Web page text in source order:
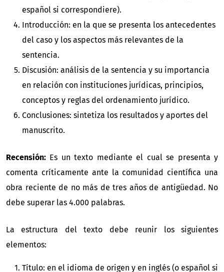
español si correspondiere).
Introducción: en la que se presenta los antecedentes
del caso y los aspectos más relevantes de la
sentencia.
Discusión: análisis de la sentencia y su importancia
en relación con instituciones jurídicas, principios,
conceptos y reglas del ordenamiento jurídico.
Conclusiones: sintetiza los resultados y aportes del
manuscrito.
Recensión: Es un texto mediante el cual se presenta y
comenta críticamente ante la comunidad científica una
obra reciente de no más de tres años de antigüedad. No
debe superar las 4.000 palabras.
La estructura del texto debe reunir los siguientes
elementos:
Título: en el idioma de origen y en inglés (o español si